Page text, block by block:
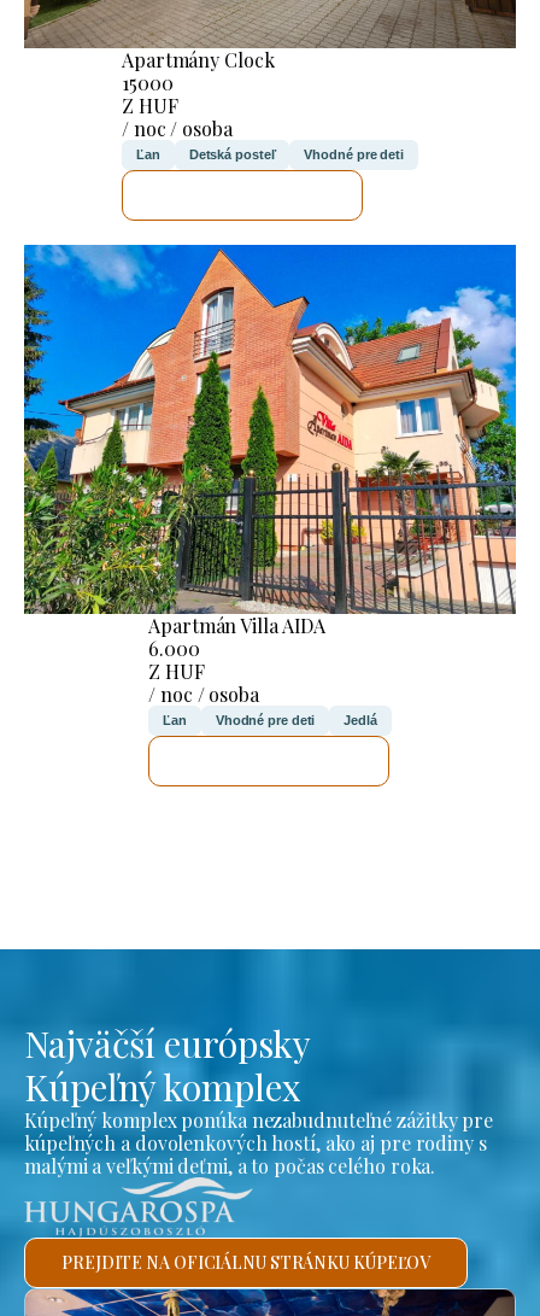
Apartmány Clock
15000
Z HUF
/ noc / osoba
Ľan Detská posteľ Vhodné pre deti
Apartmán Villa AIDA
6.000
Z HUF
/ noc / osoba
Ľan Vhodné pre deti Jedlá
Najväčší európsky
Kúpeľný komplex
Kúpeľný komplex ponúka nezabudnuteľné zážitky pre
kúpeľných a dovolenkových hostí, ako aj pre rodiny s
malými a veľkými deťmi, a to počas celého roka.
PREJDITE NA OFICIÁLNU STRÁNKU KÚPEĽOV